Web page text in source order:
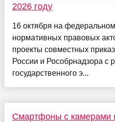
2026 году
16 октября на
нормативных правовых
проекты совместных
России и Рособрнадзора с
государственного э...
Смартфоны с камерами